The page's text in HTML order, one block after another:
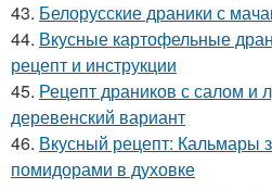
43. Белорусские драники с
44. Вкусные картофельные
рецепт и инструкции
45. Рецепт драников с салом и
деревенский вариант
46. Вкусный рецепт: Кальмары
помидорами в духовке